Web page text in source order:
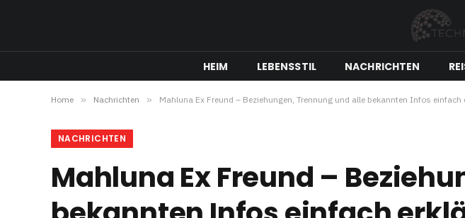
HEIM LEBENSSTIL NACHRICHTEN
Home » Nachrichten » Mahluna Ex Freund – Beziehungen, Trennung und alle bekannten Infos einfach
NACHRICHTEN
Mahluna Ex Freund –